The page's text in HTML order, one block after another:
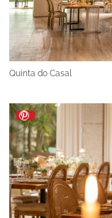
Quinta do Casal